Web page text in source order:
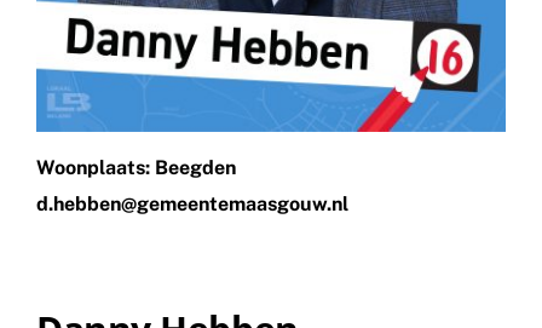
Woonplaats: Beegden
d.hebben@gemeentemaasgouw.nl